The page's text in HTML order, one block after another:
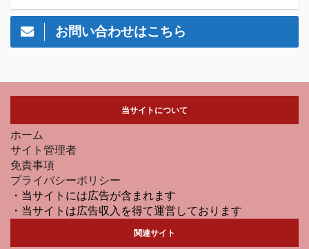
お問い合わせはこちら
当サイトについて
ホーム
サイト管理者
免責事項
プライバシーポリシー
・当サイトには広告が含まれます
・当サイトは広告収入を得て運営しております
関連サイト